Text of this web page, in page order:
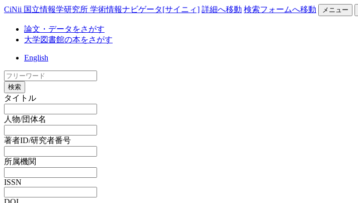
CiNii 国立情報学研究所 学術情報ナビゲータ[サイニィ] 詳細へ移動 検索フォームへ移動 メニュー
論文・データをさがす
大学図書館の本をさがす
English
検索
タイトル
人物/団体名
著者ID/研究者番号
所属機関
ISSN